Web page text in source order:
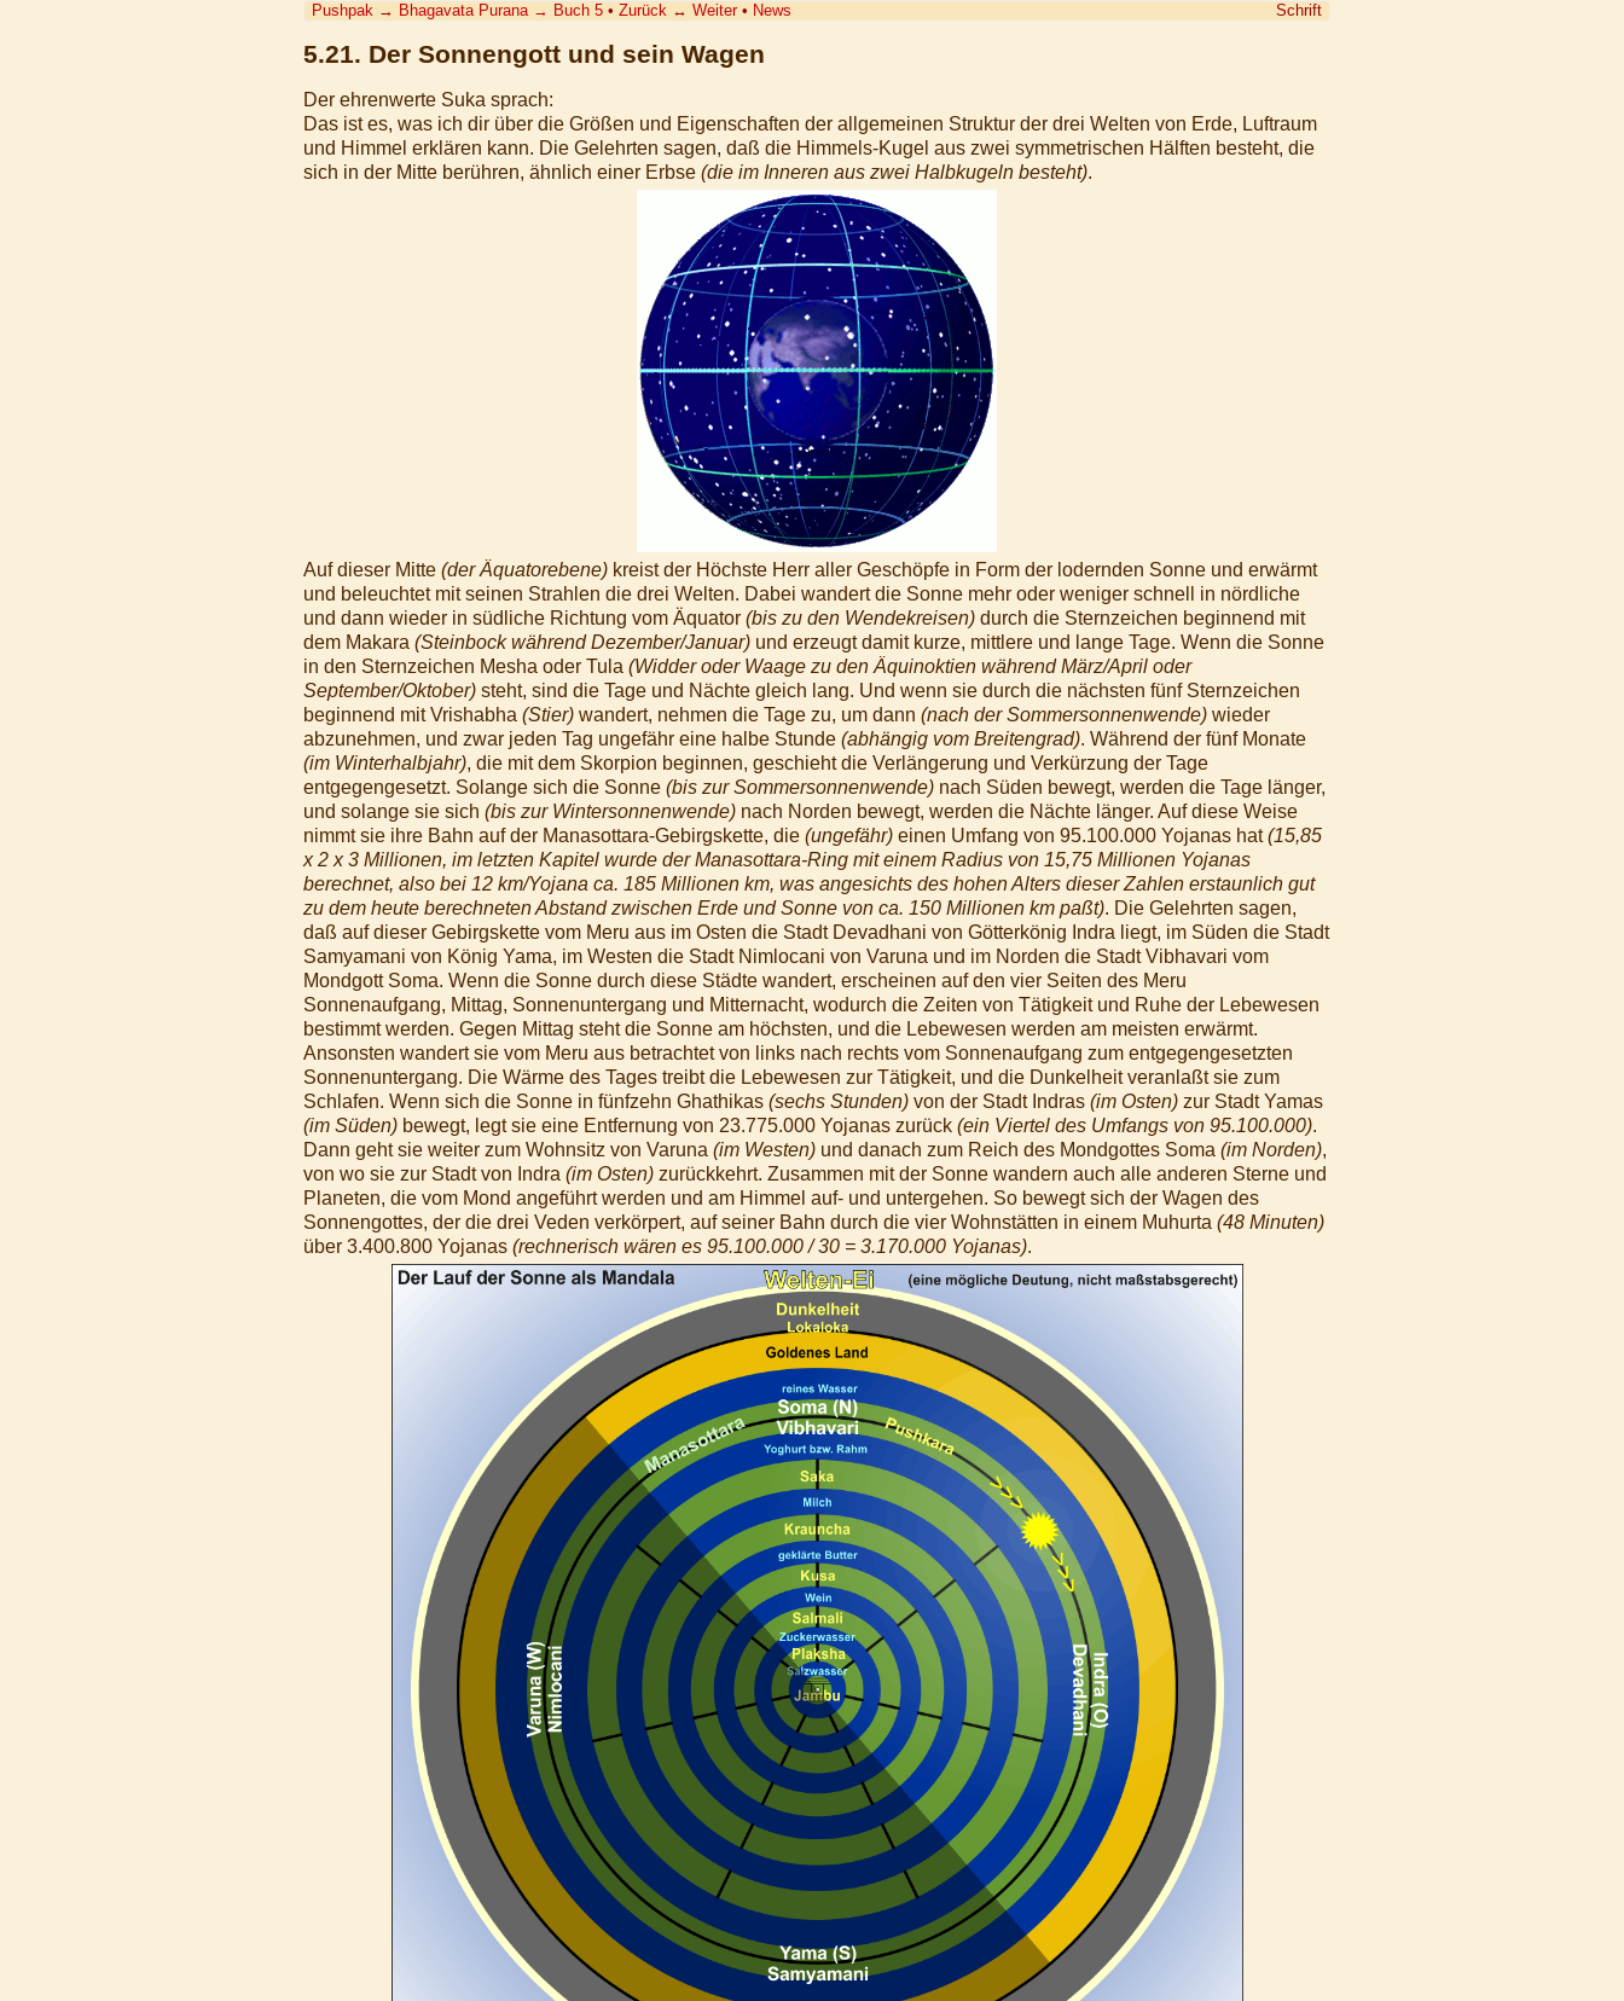
Pushpak → Bhagavata Purana → Buch 5 •Zurück ↔ Weiter• News Schrift
5.21. Der Sonnengott und sein Wagen
Der ehrenwerte Suka sprach:
Das ist es, was ich dir über die Größen und Eigenschaften der allgemeinen Struktur der drei Welten von Erde, Luftraum
und Himmel erklären kann. Die Gelehrten sagen, daß die Himmels-Kugel aus zwei symmetrischen Hälften besteht, die
sich in der Mitte berühren, ähnlich einer Erbse (die im Inneren aus zwei Halbkugeln besteht).
Auf dieser Mitte (der Äquatorebene) kreist der Höchste Herr aller Geschöpfe in Form der lodernden Sonne und erwärmt
und beleuchtet mit seinen Strahlen die drei Welten. Dabei wandert die Sonne mehr oder weniger schnell in nördliche
und dann wieder in südliche Richtung vom Äquator (bis zu den Wendekreisen) durch die Sternzeichen beginnend mit
dem Makara (Steinbock während Dezember/Januar) und erzeugt damit kurze, mittlere und lange Tage. Wenn die Sonne
in den Sternzeichen Mesha oder Tula (Widder oder Waage zu den Äquinoktien während März/April oder
September/Oktober) steht, sind die Tage und Nächte gleich lang. Und wenn sie durch die nächsten fünf Sternzeichen
beginnend mit Vrishabha (Stier) wandert, nehmen die Tage zu, um dann (nach der Sommersonnenwende) wieder
abzunehmen, und zwar jeden Tag ungefähr eine halbe Stunde (abhängig vom Breitengrad). Während der fünf Monate
(im Winterhalbjahr), die mit dem Skorpion beginnen, geschieht die Verlängerung und Verkürzung der Tage
entgegengesetzt. Solange sich die Sonne (bis zur Sommersonnenwende) nach Süden bewegt, werden die Tage länger,
und solange sie sich (bis zur Wintersonnenwende) nach Norden bewegt, werden die Nächte länger. Auf diese Weise
nimmt sie ihre Bahn auf der Manasottara-Gebirgskette, die (ungefähr) einen Umfang von 95.100.000 Yojanas hat(15,85
x 2 x 3 Millionen, im letzten Kapitel wurde der Manasottara-Ring mit einem Radius von 15,75 Millionen Yojanas
berechnet, also bei 12 km/Yojana ca. 185 Millionen km, was angesichts des hohen Alters dieser Zahlen erstaunlich gut
zu dem heute berechneten Abstand zwischen Erde und Sonne von ca. 150 Millionen km paßt). Die Gelehrten sagen,
daß auf dieser Gebirgskette vom Meru aus im Osten die Stadt Devadhani von Götterkönig Indra liegt, im Süden die Stadt
Samyamani von König Yama, im Westen die Stadt Nimlocani von Varuna und im Norden die Stadt Vibhavari vom
Mondgott Soma. Wenn die Sonne durch diese Städte wandert, erscheinen auf den vier Seiten des Meru
Sonnenaufgang, Mittag, Sonnenuntergang und Mitternacht, wodurch die Zeiten von Tätigkeit und Ruhe der Lebewesen
bestimmt werden. Gegen Mittag steht die Sonne am höchsten, und die Lebewesen werden am meisten erwärmt.
Ansonsten wandert sie vom Meru aus betrachtet von links nach rechts vom Sonnenaufgang zum entgegengesetzten
Sonnenuntergang. Die Wärme des Tages treibt die Lebewesen zur Tätigkeit, und die Dunkelheit veranlaßt sie zum
Schlafen. Wenn sich die Sonne in fünfzehn Ghathikas (sechs Stunden) von der Stadt Indras (im Osten) zur Stadt Yamas
(im Süden) bewegt, legt sie eine Entfernung von 23.775.000 Yojanas zurück (ein Viertel des Umfangs von 95.100.000).
Dann geht sie weiter zum Wohnsitz von Varuna (im Westen) und danach zum Reich des Mondgottes Soma (im Norden),
von wo sie zur Stadt von Indra (im Osten) zurückkehrt. Zusammen mit der Sonne wandern auch alle anderen Sterne und
Planeten, die vom Mond angeführt werden und am Himmel auf- und untergehen. So bewegt sich der Wagen des
Sonnengottes, der die drei Veden verkörpert, auf seiner Bahn durch die vier Wohnstätten in einem Muhurta (48 Minuten)
über 3.400.800 Yojanas (rechnerisch wären es 95.100.000 / 30 = 3.170.000 Yojanas).